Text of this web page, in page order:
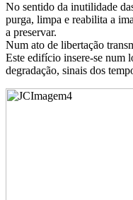
No sentido da inutilidade
purga, limpa e reabilita a
a preservar.
Num ato de libertação
Este edifício insere-se num
degradação, sinais dos